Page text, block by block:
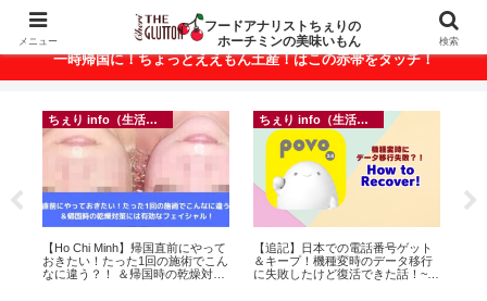
ベトナム・ホーチミンの美味いもんが満載！
一時帰国に！ちょっとええもん土産！はこの赤帯をタッチ！
フランス料理
【Ho Chi Minh】新年ランチが悶絶
美味しかったの♪ ~ Secret Wine
shop and lounge
【ホーチミン】ホリデーシーズン
の爪のおしゃれに！ちぇりがずっ
とお世話になってるネイルサロン
メニュー
フードアナリストちぇりの
ホーチミンの美味いもん
検索